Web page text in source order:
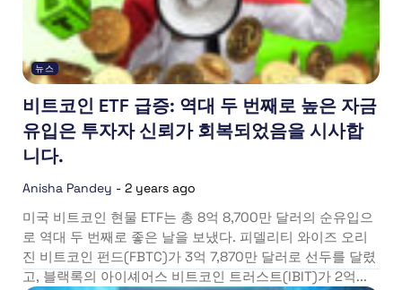
뉴스
비트코인 ETF 급증: 역대 두 번째로 높은 자금
유입은 투자자 신뢰가 회복되었음을 시사합
니다.
Anisha Pandey - 2 years ago
미국 비트코인 현물 ETF는 총 8억 8,700만 달러의 순유입으
로 역대 두 번째로 좋은 날을 보냈다. 피델리티 와이즈 오리
진 비트코인 펀드(FBTC)가 3억 7,870만 달러로 선두를 달렸
고, 블랙록의 아이셰어스 비트코인 트러스트(IBIT)가 2억...